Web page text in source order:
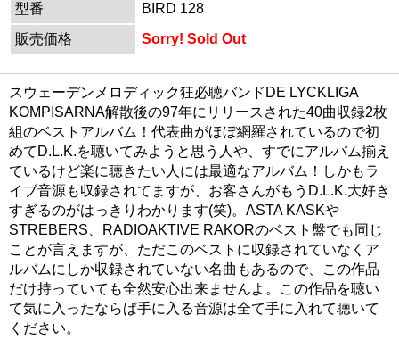
型番
BIRD 128
販売価格
Sorry! Sold Out
スウェーデンメロディック狂必聴バンドDE LYCKLIGA
KOMPISARNA解散後の97年にリリースされた40曲収録2枚
組のベストアルバム！代表曲がほぼ網羅されているので初
めてD.L.K.を聴いてみようと思う人や、すでにアルバム揃え
ているけど楽に聴きたい人には最適なアルバム！しかもラ
イブ音源も収録されてますが、お客さんがもうD.L.K.大好き
すぎるのがはっきりわかります(笑)。ASTA KASKや
STREBERS、RADIOAKTIVE RAKORのベスト盤でも同じ
ことが言えますが、ただこのベストに収録されていなくア
ルバムにしか収録されていない名曲もあるので、この作品
だけ持っていても全然安心出来ませんよ。この作品を聴い
て気に入ったならば手に入る音源は全て手に入れて聴いて
ください。